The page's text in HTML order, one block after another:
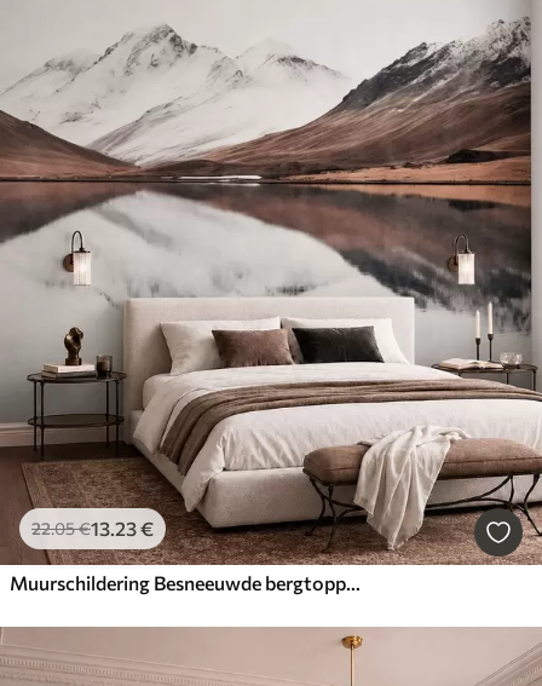
22.05€13 .23€